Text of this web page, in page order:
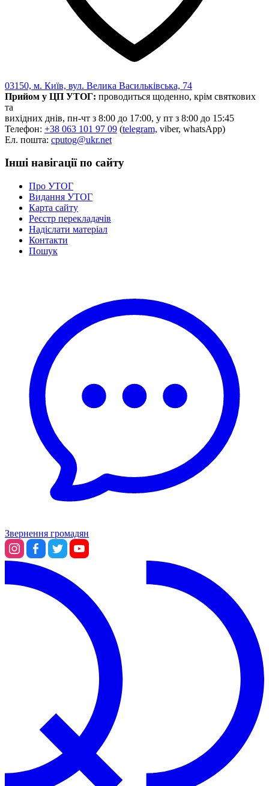
03150, м. Київ, вул. Велика Васильківська, 74
Прийом у ЦП УТОГ: проводиться щоденно, крім святкових
та
вихідних днів, пн-чт з 8:00 до 17:00, у пт з 8:00 до 15:45
Телефон: +38 063 101 97 09 (telegram, viber, whatsApp)
Ел. пошта: cputog@ukr.net
Інші навігації по сайту
Про УТОГ
Видання УТОГ
Карта сайту
Реєстр перекладачів
Надіслати матеріал
Контакти
Пошук
Звернення громадян